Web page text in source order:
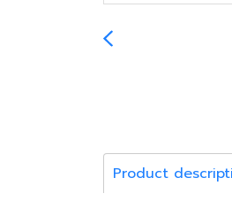
Product